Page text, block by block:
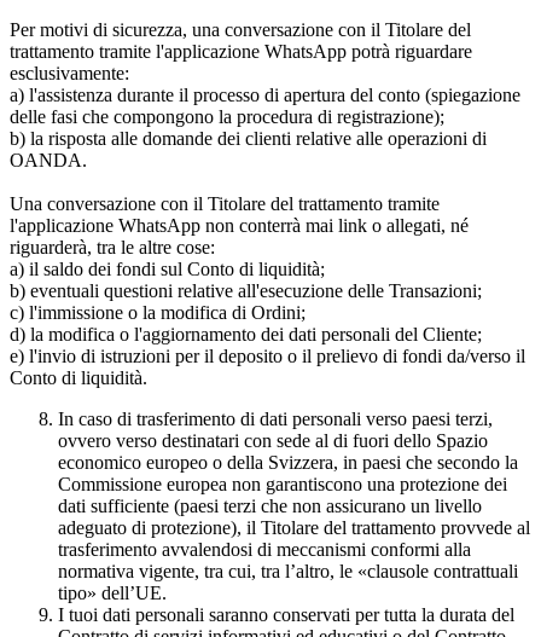
Per motivi di sicurezza, una conversazione con il Titolare del
trattamento tramite l'applicazione WhatsApp potrà riguardare
esclusivamente:
a) l'assistenza durante il processo di apertura del conto (spiegazione
delle fasi che compongono la procedura di registrazione);
b) la risposta alle domande dei clienti relative alle operazioni di
OANDA.
Una conversazione con il Titolare del trattamento tramite
l'applicazione WhatsApp non conterrà mai link o allegati, né
riguarderà, tra le altre cose:
a) il saldo dei fondi sul Conto di liquidità;
b) eventuali questioni relative all'esecuzione delle Transazioni;
c) l'immissione o la modifica di Ordini;
d) la modifica o l'aggiornamento dei dati personali del Cliente;
e) l'invio di istruzioni per il deposito o il prelievo di fondi da/verso il
Conto di liquidità.
In caso di trasferimento di dati personali verso paesi terzi,
ovvero verso destinatari con sede al di fuori dello Spazio
economico europeo o della Svizzera, in paesi che secondo la
Commissione europea non garantiscono una protezione dei
dati sufficiente (paesi terzi che non assicurano un livello
adeguato di protezione), il Titolare del trattamento provvede al
trasferimento avvalendosi di meccanismi conformi alla
normativa vigente, tra cui, tra l’altro, le «clausole contrattuali
tipo» dell’UE.
I tuoi dati personali saranno conservati per tutta la durata del